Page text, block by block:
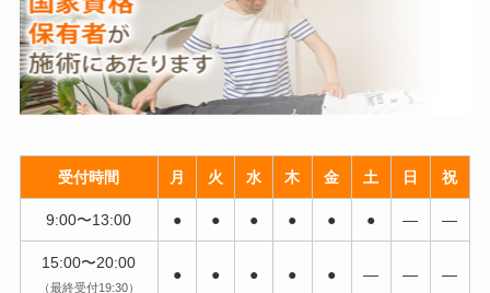
受付時間 月 火 水 木 金 土 日 祝
9:00〜13:00 ● ● ● ● ● ● ― ―
15:00〜20:00
（最終受付19:30）
● ● ● ● ● ― ― ―